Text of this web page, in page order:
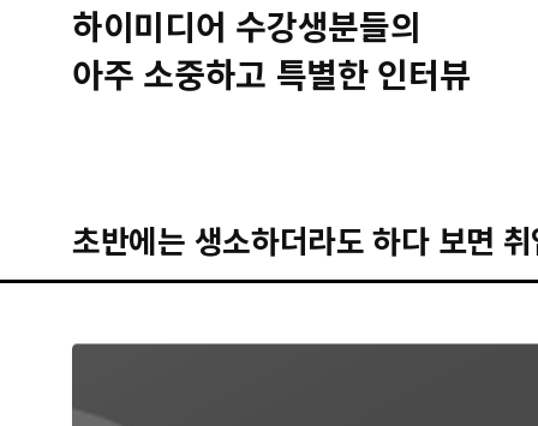
하이미디어 수강생분들의
아주 소중하고 특별한 인터뷰